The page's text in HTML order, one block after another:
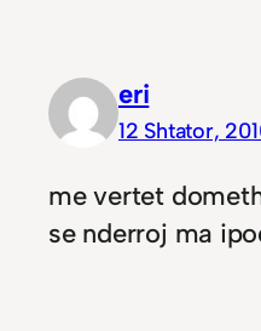
eri
12 Shtator,
me vertet
se nderroj ma